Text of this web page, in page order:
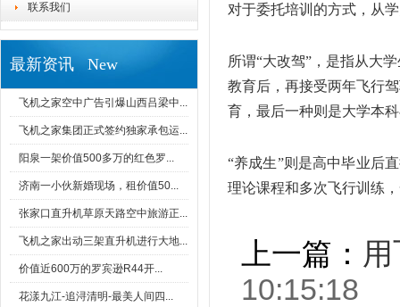
联系我们
最新资讯 New
飞机之家空中广告引爆山西吕梁中...
飞机之家集团正式签约独家承包运...
阳泉一架价值500多万的红色罗...
济南一小伙新婚现场，租价值50...
张家口直升机草原天路空中旅游正...
飞机之家出动三架直升机进行大地...
价值近600万的罗宾逊R44开...
花漾九江-追浔清明-最美人间四...
对于委托培训的方式，从
所谓“大改驾”，是指从大
教育后，再接受两年飞行
育，最后一种则是大学本
“养成生”则是高中毕业后
理论课程和多次飞行训练
上一篇：
10:15:18